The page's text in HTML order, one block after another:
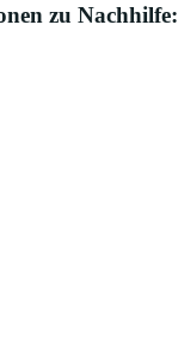
zu Nachhilfe: